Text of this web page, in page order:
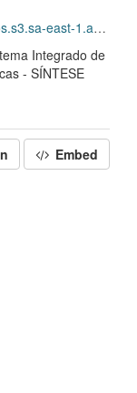
p_benefemitidosespecieuo2022_20250812_120356.xlsx
Integrado de
- SÍNTESE
Embed